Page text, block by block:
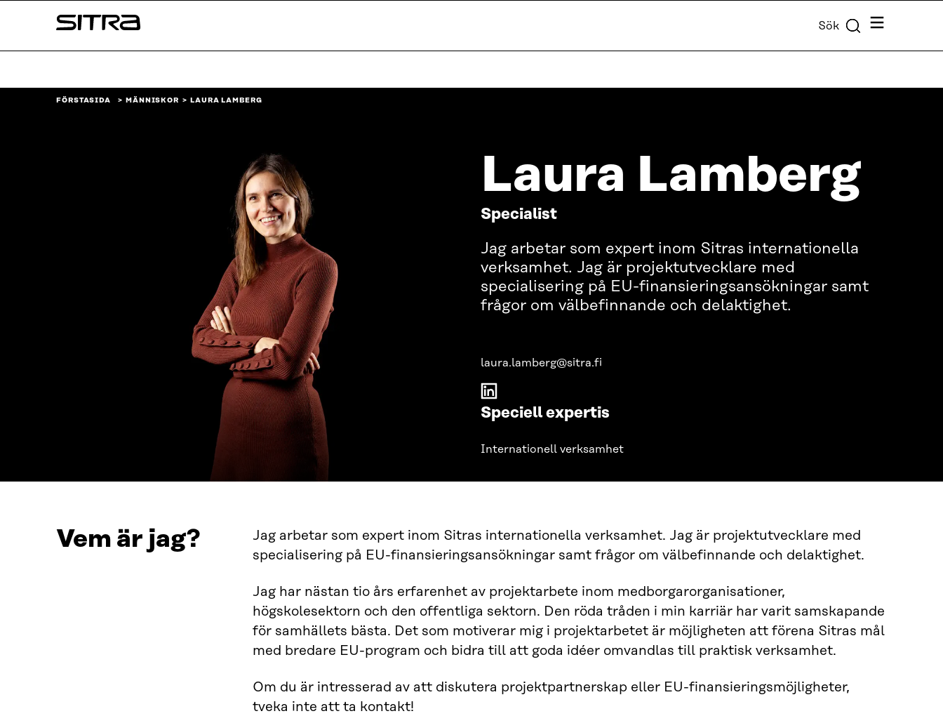
↓
Sitra Sök Meny
FÖRSTASIDA MÄNNISKOR LAURA LAMBERG
Laura Lamberg
Specialist
Jag arbetar som expert inom Sitras internationella
verksamhet. Jag är projektutvecklare med
specialisering på EU-finansieringsansökningar samt
frågor om välbefinnande och delaktighet.
laura.lamberg@sitra.fi
Speciell expertis
Internationell verksamhet
Vem är jag?
Jag arbetar som expert inom Sitras internationella verksamhet. Jag är projektutvecklare med
specialisering på EU-finansieringsansökningar samt frågor om välbefinnande och delaktighet.
Jag har nästan tio års erfarenhet av projektarbete inom medborgarorganisationer,
högskolesektorn och den offentliga sektorn. Den röda tråden i min karriär har varit samskapande
för samhällets bästa. Det som motiverar mig i projektarbetet är möjligheten att förena Sitras mål
med bredare EU-program och bidra till att goda idéer omvandlas till praktisk verksamhet.
Om du är intresserad av att diskutera projektpartnerskap eller EU-finansieringsmöjligheter,
tveka inte att ta kontakt!